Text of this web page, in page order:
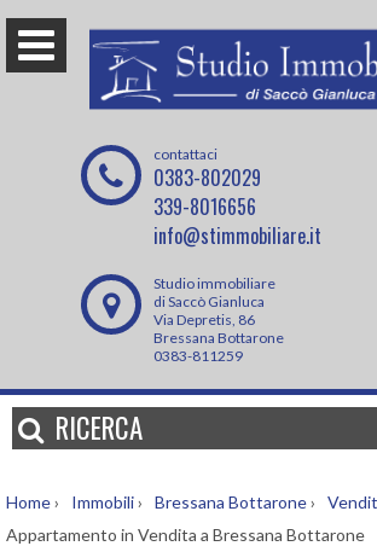
contattaci
0383-802029
339-8016656
info@stimmobiliare.it
Studio immobiliare
di Saccò Gianluca
Via Depretis, 86
Bressana Bottarone
0383-811259
RICERCA
Home› Immobili› Bressana Bottarone›
Appartamento in Vendita a Bressana Bottarone